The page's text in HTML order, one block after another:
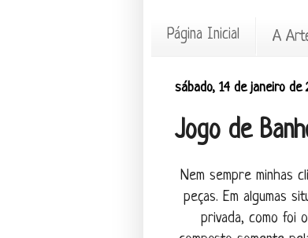
Página Inicial A
sábado, 14 de janeiro de
Jogo de
Nem sempre minhas
peças. Em algumas
privada, como foi